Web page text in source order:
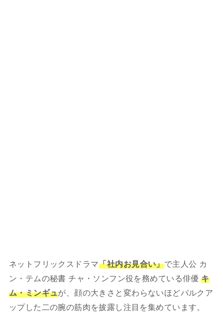
ネットフリックスドラマ「社内お見合い」で主人公 カ
ン・テムの秘書 チャ・ソンフン役を務めている俳優キ
ム・ミンギュが、顔の大きさと変わらないほどバルクア
ップした二の腕の筋肉を披露し注目を集めています。